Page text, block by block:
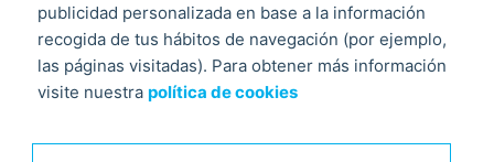
publicidad personalizada en base a la información
recogida de tus hábitos de navegación (por ejemplo,
las páginas visitadas). Para obtener más información
visite nuestra política de cookies